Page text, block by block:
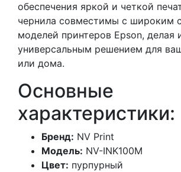
обеспечения яркой и четкой
чернила совместимы с широким
моделей принтеров Epson, делая
универсальным решением для
или дома.
Основные
характеристики:
Бренд: NV Print
Модель: NV-INK100M
Цвет: пурпурный